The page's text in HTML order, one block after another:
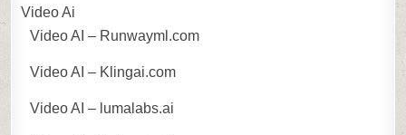
Video Ai
Video AI – Runwayml.com
Video AI – Klingai.com
Video AI – lumalabs.ai